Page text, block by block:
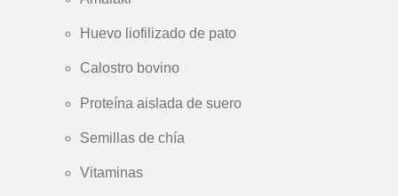
Huevo liofilizado de pato
Calostro bovino
Proteína aislada de suero
Semillas de chía
Vitaminas